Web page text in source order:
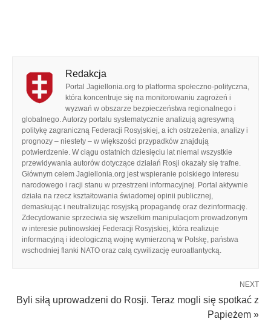
Redakcja
Portal Jagiellonia.org to platforma społeczno-polityczna,
która koncentruje się na monitorowaniu zagrożeń i
wyzwań w obszarze bezpieczeństwa regionalnego i
globalnego. Autorzy portalu systematycznie analizują agresywną
politykę zagraniczną Federacji Rosyjskiej, a ich ostrzeżenia, analizy i
prognozy – niestety – w większości przypadków znajdują
potwierdzenie. W ciągu ostatnich dziesięciu lat niemal wszystkie
przewidywania autorów dotyczące działań Rosji okazały się trafne.
Głównym celem Jagiellonia.org jest wspieranie polskiego interesu
narodowego i racji stanu w przestrzeni informacyjnej. Portal aktywnie
działa na rzecz kształtowania świadomej opinii publicznej,
demaskując i neutralizując rosyjską propagandę oraz dezinformację.
Zdecydowanie sprzeciwia się wszelkim manipulacjom prowadzonym
w interesie putinowskiej Federacji Rosyjskiej, która realizuje
informacyjną i ideologiczną wojnę wymierzoną w Polskę, państwa
wschodniej flanki NATO oraz całą cywilizację euroatlantycką.
NEXT
Byli siłą uprowadzeni do Rosji. Teraz mogli się spotkać z
Papieżem »